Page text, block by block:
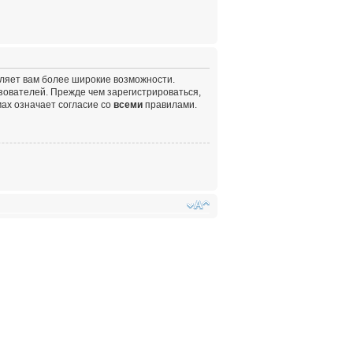
вам более широкие возможности.
Прежде чем зарегистрироваться,
означает согласие со всеми правилами.